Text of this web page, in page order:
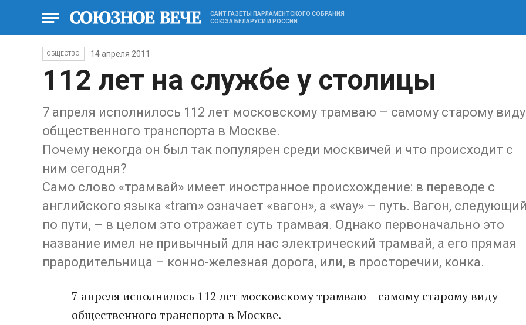
САЙТ ГАЗЕТЫ ПАРЛАМЕНТСКОГО СОБРАНИЯ
СОЮЗА БЕЛАРУСИ И РОССИИ
ОБЩЕСТВО 14 апреля 2011
112 лет на службе у столицы
7 апреля исполнилось 112 лет московскому трамваю – самому старому виду
общественного транспорта в Москве.
Почему некогда он был так популярен среди москвичей и что происходит с
ним сегодня?
Само слово «трамвай» имеет иностранное происхождение: в переводе с
английского языка «tram» означает «вагон», а «way» – путь. Вагон, следующий
по пути, – в целом это отражает суть трамвая. Однако первоначально это
название имел не привычный для нас электрический трамвай, а его прямая
прародительница – конно-железная дорога, или, в просторечии, конка.
7 апреля исполнилось 112 лет московскому трамваю – самому старому виду
общественного транспорта в Москве.